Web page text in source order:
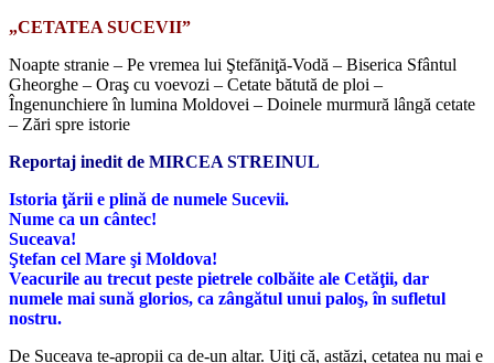
„CETATEA SUCEVII”
Noapte stranie – Pe vremea lui Ştefăniţă-Vodă – Biserica Sfântul
Gheorghe – Oraş cu voevozi – Cetate bătută de ploi –
Îngenunchiere în lumina Moldovei – Doinele murmură lângă cetate
– Zări spre istorie
Reportaj inedit de MIRCEA STREINUL
Istoria ţării e plină de numele Sucevii.
Nume ca un cântec!
Suceava!
Ştefan cel Mare şi Moldova!
Veacurile au trecut peste pietrele colbăite ale Cetăţii, dar
numele mai sună glorios, ca zângătul unui paloş, în sufletul
nostru.
De Suceava te-apropii ca de-un altar. Uiţi că, astăzi, cetatea nu mai e